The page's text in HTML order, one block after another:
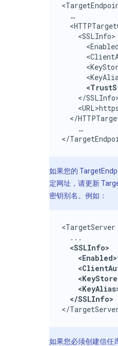
  …
    <SSLInfo>
</
</
    …
</
如果您的
定网址，请更新
密钥别名。例如：
  ...
<SSLInfo>
  </SSLInfo>
</
如果您必须创建信任